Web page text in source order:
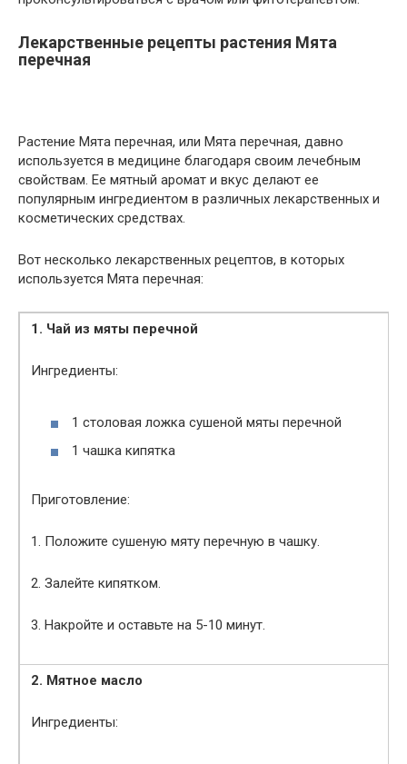
Лекарственные рецепты растения Мята
перечная
Растение Мята перечная, или Мята перечная, давно
используется в медицине благодаря своим лечебным
свойствам. Ее мятный аромат и вкус делают ее
популярным ингредиентом в различных лекарственных и
косметических средствах.
Вот несколько лекарственных рецептов, в которых
используется Мята перечная:
1. Чай из мяты перечной
Ингредиенты:
1 столовая ложка сушеной мяты перечной
1 чашка кипятка
Приготовление:
1. Положите сушеную мяту перечную в чашку.
2. Залейте кипятком.
3. Накройте и оставьте на 5-10 минут.
2. Мятное масло
Ингредиенты: